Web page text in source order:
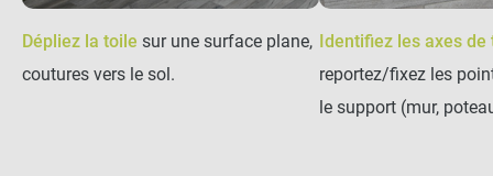
Dépliez la toile sur une surface plane,
coutures vers le sol.
Identifiez les axes de
reportez/fixez les
le support (mur,